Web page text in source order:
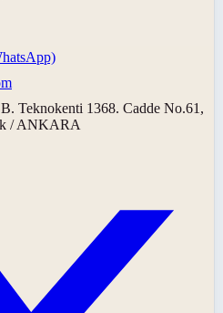
Teknokenti 1368. Cadde No.61,
/ ANKARA